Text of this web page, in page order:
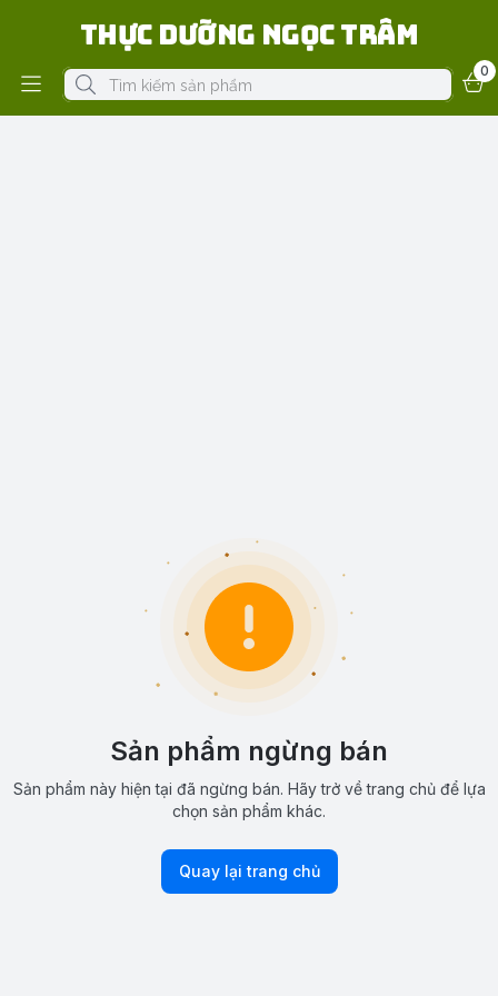
Thực Dưỡng Ngọc Trâm
0
Sản phẩm ngừng bán
Sản phẩm này hiện tại đã ngừng bán. Hãy trở về trang chủ để lựa
chọn sản phẩm khác.
Quay lại trang chủ